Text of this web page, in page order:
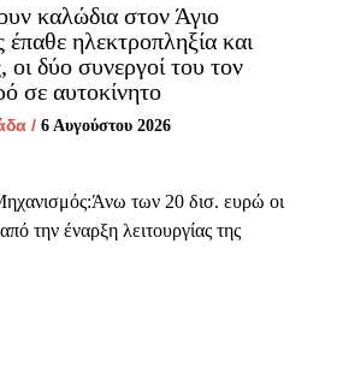
καλώδια στον Άγιο
ηλεκτροπληξία και
δύο συνεργοί του τον
σε αυτοκίνητο
/ 6 Αυγούστου 2026